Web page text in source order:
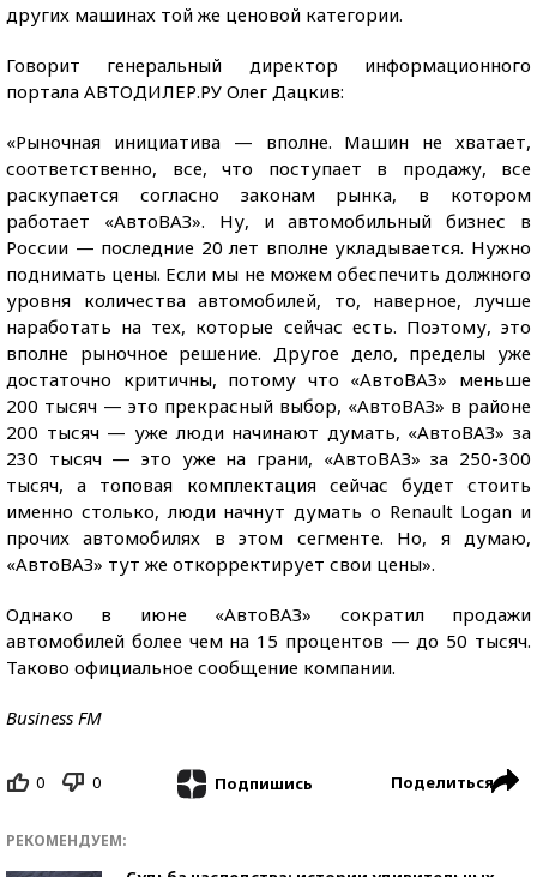
других машинах той же ценовой категории.
Говорит генеральный директор информационного
портала АВТОДИЛЕР.РУ Олег Дацкив:
«Рыночная инициатива — вполне. Машин не хватает,
соответственно, все, что поступает в продажу, все
раскупается согласно законам рынка, в котором
работает «АвтоВАЗ». Ну, и автомобильный бизнес в
России — последние 20 лет вполне укладывается. Нужно
поднимать цены. Если мы не можем обеспечить должного
уровня количества автомобилей, то, наверное, лучше
наработать на тех, которые сейчас есть. Поэтому, это
вполне рыночное решение. Другое дело, пределы уже
достаточно критичны, потому что «АвтоВАЗ» меньше
200 тысяч — это прекрасный выбор, «АвтоВАЗ» в районе
200 тысяч — уже люди начинают думать, «АвтоВАЗ» за
230 тысяч — это уже на грани, «АвтоВАЗ» за 250-300
тысяч, а топовая комплектация сейчас будет стоить
именно столько, люди начнут думать о Renault Logan и
прочих автомобилях в этом сегменте. Но, я думаю,
«АвтоВАЗ» тут же откорректирует свои цены».
Однако в июне «АвтоВАЗ» сократил продажи
автомобилей более чем на 15 процентов — до 50 тысяч.
Таково официальное сообщение компании.
Business FM
0 0 Подпишись Поделиться
РЕКОМЕНДУЕМ: